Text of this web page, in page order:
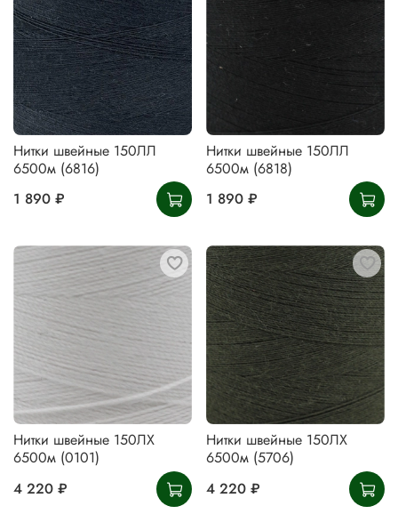
Нитки швейные 150ЛЛ
6500м (6816)
1 890 ₽
Нитки швейные 150ЛЛ
6500м (6818)
1 890 ₽
Нитки швейные 150ЛХ
6500м (0101)
4 220 ₽
Нитки швейные 150ЛХ
6500м (5706)
4 220 ₽